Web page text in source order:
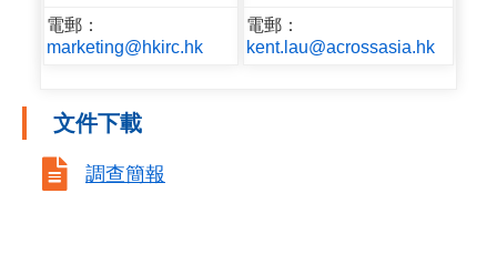
電郵：
marketing@hkirc.hk
電郵：
kent.lau@acrossasia.hk
文件下載
 調查簡報